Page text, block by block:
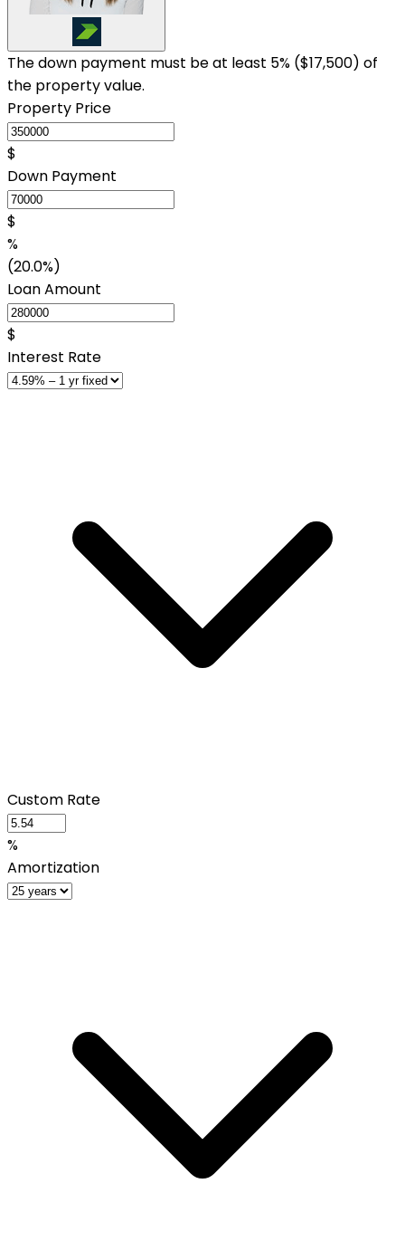
The down payment must be at least 5% ($17,500) of
the property value.
Property Price
$
Down Payment
$
%
(20.0%)
Loan Amount
$
Interest Rate
Custom Rate
%
Amortization